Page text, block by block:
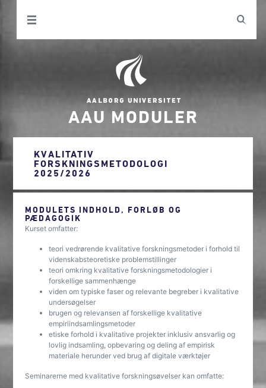
AAU MODULER
KVALITATIV
FORSKNINGSMETODOLOGI
2025/2026
MODULETS INDHOLD, FORLØB OG
PÆDAGOGIK
Kurset omfatter:
teori vedrørende kvalitative forskningsmetoder i forhold til
videnskabsteoretiske problemstillinger
teori omkring kvalitative forskningsmetodologier i
forskellige sammenhænge
viden om typiske faser og relevante begreber i kvalitative
undersøgelser
brugen og relevansen af forskellige kvalitative
empiriindsamlingsmetoder
etiske forhold i kvalitative projekter inklusiv ansvarlig og
lovlig indsamling, opbevaring og deling af empirisk
materiale herunder ved brug af digitale værktøjer
Seminarerne med kvalitative forskningsøvelser kan omfatte: